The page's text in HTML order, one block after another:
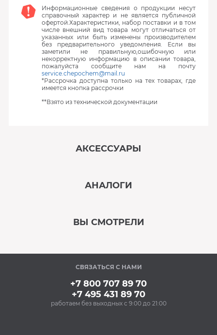
Информационные сведения о продукции несут
справочный характер и не является публичной
офертой.Характеристики, набор поставки и в том
числе внешний вид товара могут отличаться от
указанных или быть изменены производителем
без предварительного уведомления. Если вы
заметили не правильную,ошибочную или
некорректную информацию в описании товара,
пожалуйста сообщите нам на почту
service.chepochem@mail.ru
*Рассрочка доступна только на тех товарах, где
имеется кнопка рассрочки
**Взято из технической документации
АКСЕССУАРЫ
АНАЛОГИ
ВЫ СМОТРЕЛИ
В наличии
СВЯЗАТЬСЯ С НАМИ
+7 800 707 89 70
+7 495 431 89 70
работаем без выходных с 9:00 до 21:00